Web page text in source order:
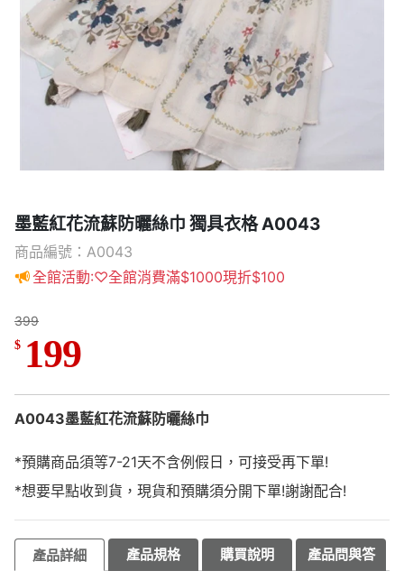
墨藍紅花流蘇防曬絲巾 獨具衣格 A0043
商品編號：A0043
全館活動:♡全館消費滿$1000現折$100
399
$ 199
A0043墨藍紅花流蘇防曬絲巾
*預購商品須等7-21天不含例假日，可接受再下單!
*想要早點收到貨，現貨和預購須分開下單!謝謝配合!
產品詳細 產品規格 購買說明 產品問與答